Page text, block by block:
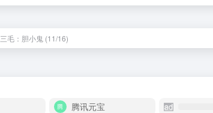
三毛：胆小鬼 (11/16)
腾讯元宝